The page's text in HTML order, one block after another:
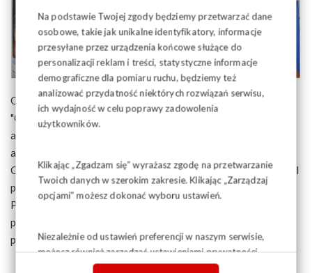
Na podstawie Twojej zgody będziemy przetwarzać dane
osobowe, takie jak unikalne identyfikatory, informacje
przesyłane przez urządzenia końcowe służące do
personalizacji reklam i treści, statystyczne informacje
demograficzne dla pomiaru ruchu, będziemy też
analizować przydatność niektórych rozwiązań serwisu,
ich wydajność w celu poprawy zadowolenia
użytkowników.
Klikając „Zgadzam się” wyrażasz zgodę na przetwarzanie
Twoich danych w szerokim zakresie. Klikając „Zarządzaj
opcjami” możesz dokonać wyboru ustawień.
Niezależnie od ustawień preferencji w naszym serwisie,
możesz również zarządzać ustawieniami prywatności
swojej przeglądarki. Więcej informacji o przetwarzaniu
Obrazy z wizerunkiem Ojca Świętego Jana Pawła II pn.
"Człowiek blisko Boga" zostały namalowane przez malarza
amatora, który nie miał nawet jednej godziny nauki w szkole
artystycznej. Malarz-amator, członek Solidarności Waldemar
Cieślak wracając z Rzymu po pogrzebie Ojca św. Jana Pawła II
postanowił, że musi w jakiś sposób oddać hołd naszemu
Papieżowi i tak powstała jego pierwsza wystawa
przedstawiająca Jana Pawła II od dzieciństwa do świętości, a
później następne obrazy poświęcone Papieżowi.